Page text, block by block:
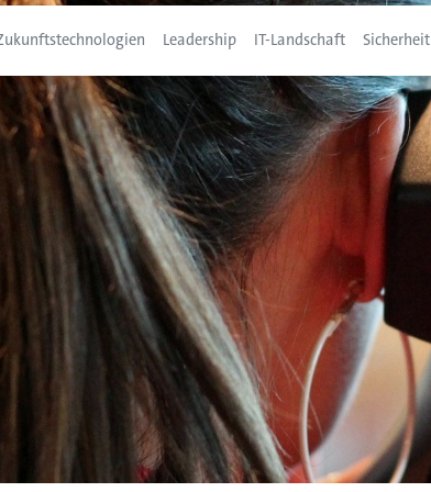
Leadership IT-Landschaft Sicherheit